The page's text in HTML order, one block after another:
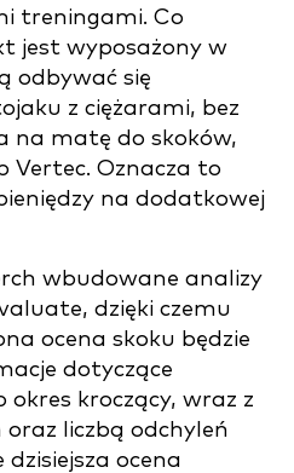
treningami. Co
jest wyposażony w
odbywać się
z ciężarami, bez
na matę do skoków,
Vertec. Oznacza to
na dodatkowej
wbudowane analizy
dzięki czemu
ocena skoku będzie
dotyczące
kroczący, wraz z
liczbą odchyleń
ocena